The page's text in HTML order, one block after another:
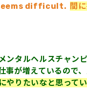
seems difficult. 間
ンタルヘルスチャン
事が増えているので
やりたいなと思って